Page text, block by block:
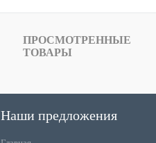
ПРОСМОТРЕННЫЕ
ТОВАРЫ
Наши предложения